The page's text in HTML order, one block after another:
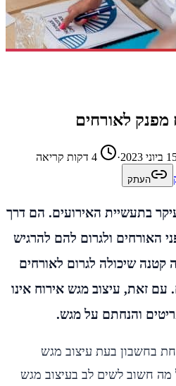
מפנק לאורחים
2023
·
4 דקות קריאה
העתק
בתעשיית האירועים. הם דרך
האורחים ולגרום להם להרגיש
קטנה שיכולה לגרום לאורחים
עם זאת, עיצוב מגש אירוח אינו
והנחתם על מגש.
בחשבון בעת ​​עיצוב מגש
מה חשוב לשים לב בעיצוב מגש